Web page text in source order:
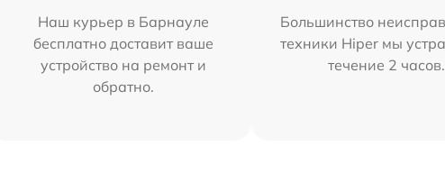
Наш курьер в Барнауле
бесплатно доставит ваше
устройство на ремонт и
обратно.
Большинство
техники Hiper мы
течение 2 часов.